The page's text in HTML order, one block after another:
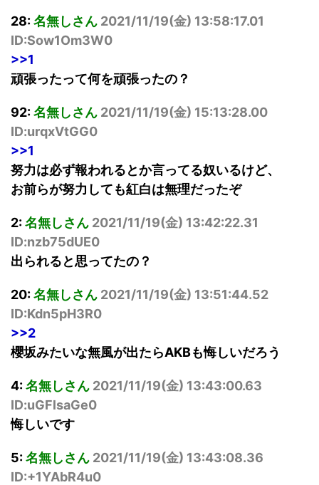
28:名無しさん 2021/11/19(金) 13:58:17.01
ID:Sow1Om3W0
>>1
頑張ったって何を頑張ったの？
92:名無しさん 2021/11/19(金) 15:13:28.00
ID:urqxVtGG0
>>1
努力は必ず報われるとか言ってる奴いるけど、
お前らが努力しても紅白は無理だったぞ
2:名無しさん 2021/11/19(金) 13:42:22.31
ID:nzb75dUE0
出られると思ってたの？
20:名無しさん 2021/11/19(金) 13:51:44.52
ID:Kdn5pH3R0
>>2
櫻坂みたいな無風が出たらAKBも悔しいだろう
4:名無しさん 2021/11/19(金) 13:43:00.63
ID:uGFlsaGe0
悔しいです
5:名無しさん 2021/11/19(金) 13:43:08.36
ID:+1YAbR4u0